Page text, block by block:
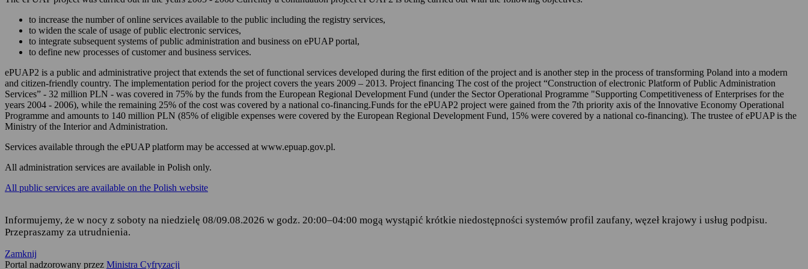
zarządzania Twoim kontem na ePUAP-ie,
korzystania z usług online udostępnionych na ePUAP-ie i w serwisie mObywatel.gov.pl,
składania podań i wniosków za pomocą formularzy elektronicznych udostępnionych na ePUAP-ie,
odbierania korespondencji doręczanej przez podmioty publiczne.
Podstawę przetwarzania danych stanowią:
Rozporządzenie Parlamentu Europejskiego i Rady (UE) 2016/679 z dnia 27 kwietnia 2016 r. w sprawie ochrony osób
fizycznych w związku z przetwarzaniem danych osobowych i w sprawie swobodnego przepływu takich danych oraz
Ustawa z dnia 17 lutego 2005 r. o informatyzacji działalności podmiotów realizujących zadania publiczne
ust. 1 i 2,
Rozporządzenie Ministra Cyfryzacji z dnia 5 października 2016 r. w sprawie zakresu i warunków korzystania z
elektronicznej platformy usług administracji publicznej.
Odbiorcą Twoich danych jest Centralny Ośrodek Informatyki, który w imieniu ministra właściwego do spraw informatyzacji
to increase the number of online services available to the public including the registry services,
to widen the scale of usage of public electronic services,
to integrate subsequent systems of public administration and business on ePUAP portal,
to define new processes of customer and business services.
ePUAP2 is a public and administrative project that extends the set of functional services developed during the first edition of the project and is another step in the process of transforming Poland into a modern
and citizen-friendly country. The implementation period for the project covers the years 2009 – 2013. Project financing The cost of the project “Construction of electronic Platform of Public Administration
Services” - 32 million PLN - was covered in 75% by the funds from the European Regional Development Fund (under the Sector Operational Programme "Supporting Competitiveness of Enterprises for the
years 2004 - 2006), while the remaining 25% of the cost was covered by a national co-financing.Funds for the ePUAP2 project were gained from the 7th priority axis of the Innovative Economy Operational
Programme and amounts to 140 million PLN (85% of eligible expenses were covered by the European Regional Development Fund, 15% were covered by a national co-financing). The trustee of ePUAP is the
Ministry of the Interior and Administration.
Services available through the ePUAP platform may be accessed at www.epuap.gov.pl.
All administration services are available in Polish only.
All public services are available on the Polish website
Informujemy, że w nocy z soboty na niedzielę 08/09.08.2026 w godz. 20:00–04:00 mogą wystąpić krótkie niedostępności systemów profil zaufany, węzeł krajowy i usług podpisu.
Przepraszamy za utrudnienia.
Zamknij
Portal nadzorowany przez Ministra Cyfryzacji